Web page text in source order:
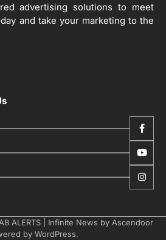
ਪੁਲਿਸ ਦੇ ਦਮ ‘ਤੇ ਨੈਸ਼ਨਲ ਟਾਊਨਹਾਲ
ਈ-20 ਨੂੰ ਰੋਕਣ ਦੀ ਕੋਸ਼ਿਸ਼ ਕਰ ਰਹੇ
advertising solutions to meet
and take your marketing to the
ALERTS| Infinite News by Ascendoor
by WordPress.